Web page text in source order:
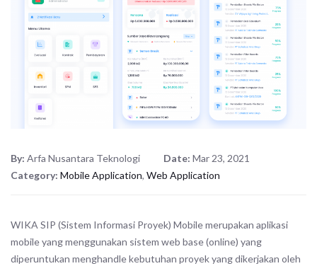
By: Arfa Nusantara Teknologi Date: Mar 23, 2021
Category: Mobile Application, Web Application
WIKA SIP (Sistem Informasi Proyek) Mobile merupakan aplikasi
mobile yang menggunakan sistem web base (online) yang
diperuntukan menghandle kebutuhan proyek yang dikerjakan oleh